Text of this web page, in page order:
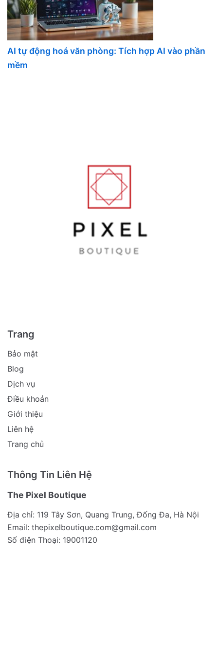
AI tự động hoá văn phòng: Tích hợp AI vào phần
mềm
Trang
Bảo mật
Blog
Dịch vụ
Điều khoản
Giới thiệu
Liên hệ
Trang chủ
Thông Tin Liên Hệ
The Pixel Boutique
Địa chỉ: 119 Tây Sơn, Quang Trung, Đống Đa, Hà Nội
Email: thepixelboutique.com@gmail.com
Số điện Thoại: 19001120